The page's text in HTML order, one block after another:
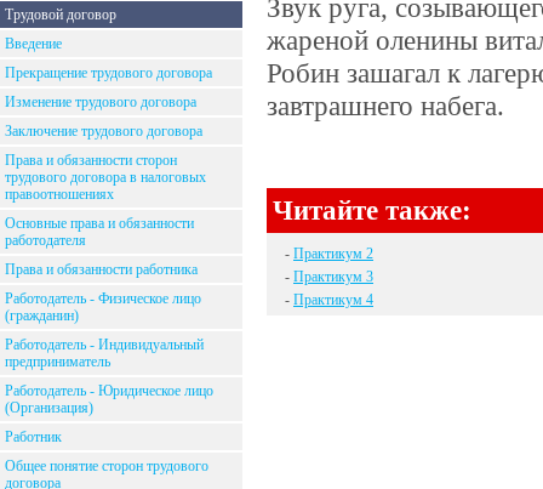
Трудовой договор
Введение
Прекращение трудового договора
Изменение трудового договора
Заключение трудового договора
Права и обязанности сторон
трудового договора в налоговых
правоотношениях
Основные права и обязанности
работодателя
Права и обязанности работника
Работодатель - Физическое лицо
(гражданин)
Работодатель - Индивидуальный
предприниматель
Работодатель - Юридическое лицо
(Организация)
Работник
Общее понятие сторон трудового
договора
Звук руга,
жареной оленины
Робин зашагал к
завтрашнего набега.
Читайте также:
- Практикум 2
- Практикум 3
- Практикум 4